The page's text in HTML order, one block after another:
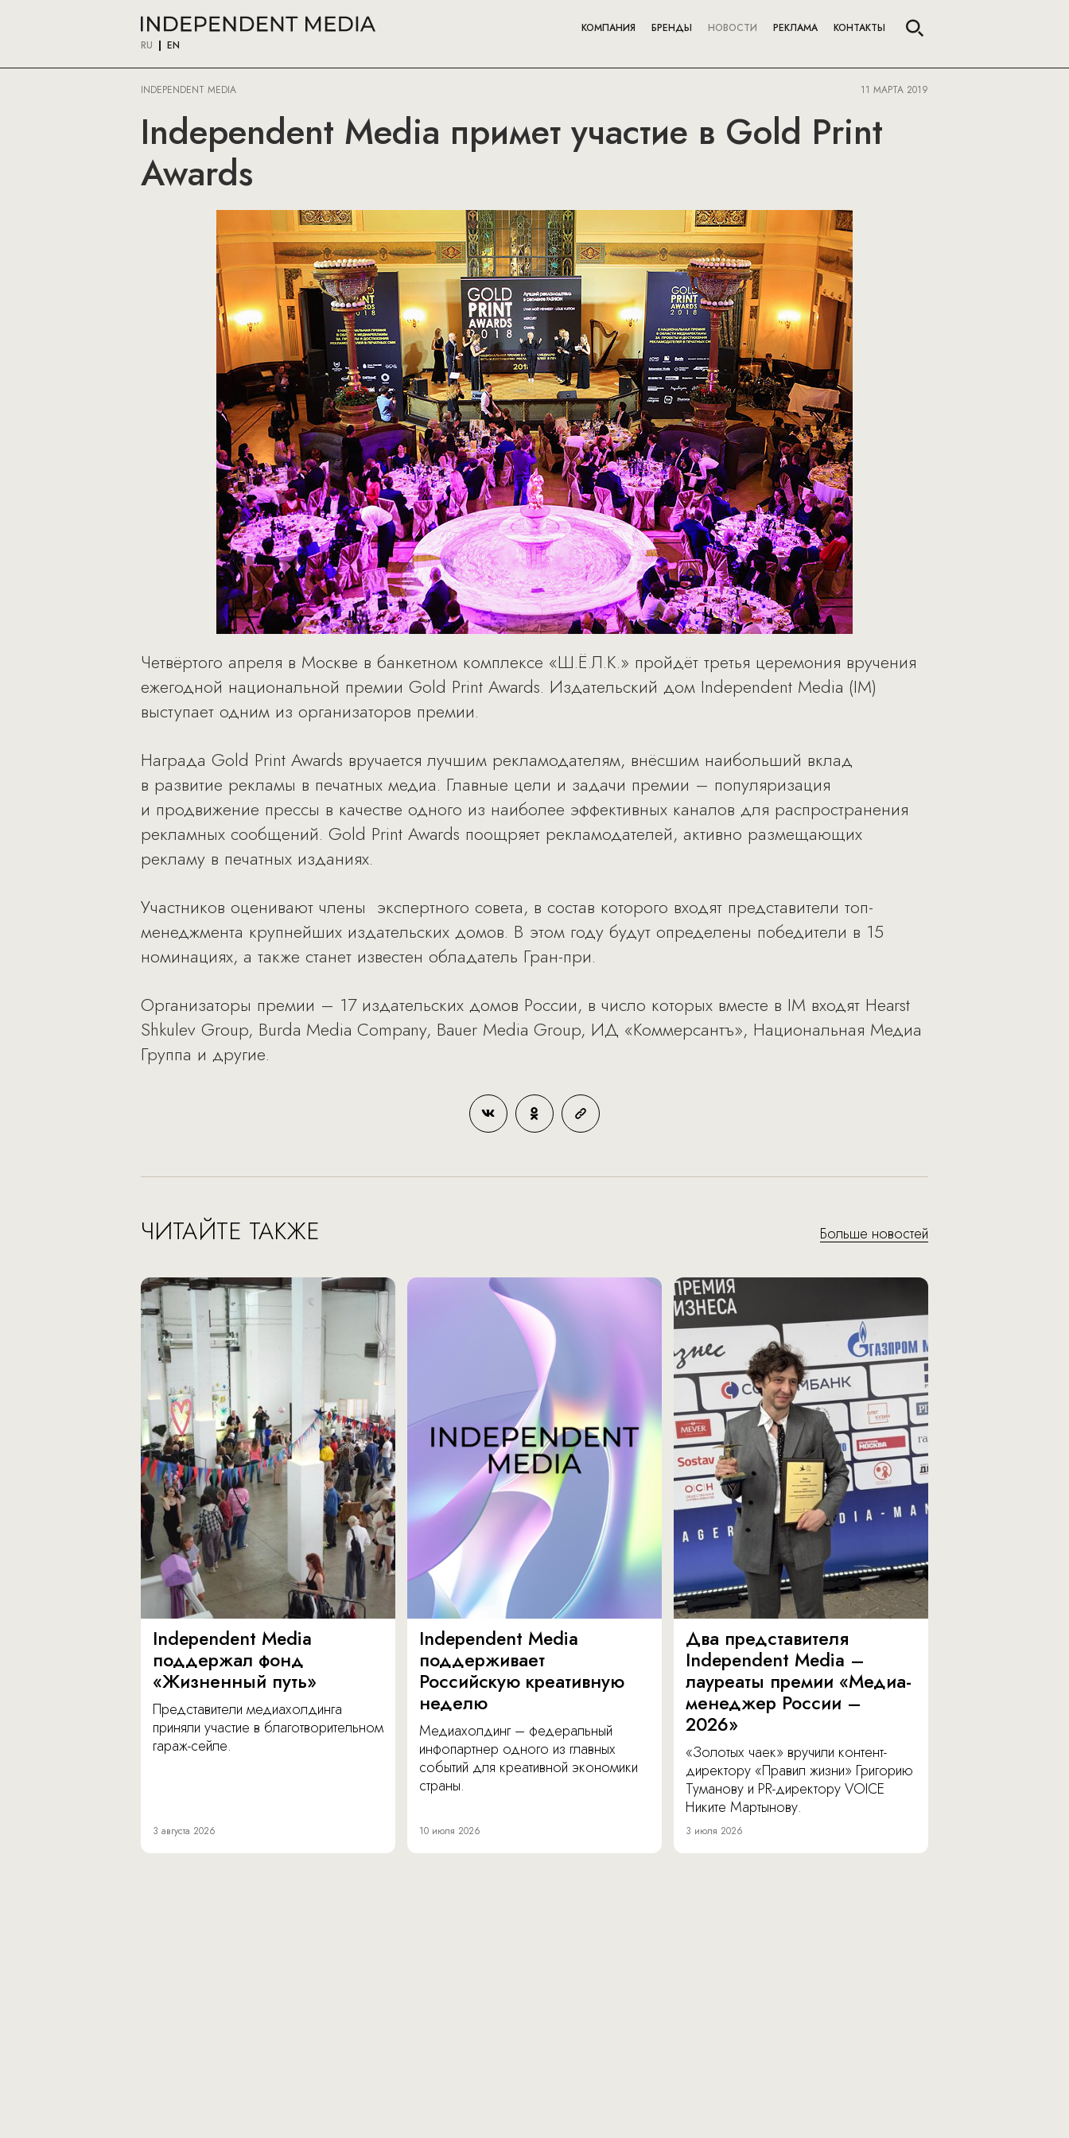
RU EN
КОМПАНИЯ БРЕНДЫ НОВОСТИ РЕКЛАМА КОНТАКТЫ
INDEPENDENT MEDIA 11 МАРТА 2019
Independent Media примет участие в Gold Print
Awards
Четвёртого апреля в Москве в банкетном комплексе «Ш.Ё.Л.К.» пройдёт третья церемония вручения
ежегодной национальной премии Gold Print Awards. Издательский дом Independent Media (IM)
выступает одним из организаторов премии.
Награда Gold Print Awards вручается лучшим рекламодателям, внёсшим наибольший вклад
в развитие рекламы в печатных медиа. Главные цели и задачи премии – популяризация
и продвижение прессы в качестве одного из наиболее эффективных каналов для распространения
рекламных сообщений. Gold Print Awards поощряет рекламодателей, активно размещающих
рекламу в печатных изданиях.
Участников оценивают члены экспертного совета, в состав которого входят представители топ-
менеджмента крупнейших издательских домов. В этом году будут определены победители в 15
номинациях, а также станет известен обладатель Гран-при.
Организаторы премии – 17 издательских домов России, в число которых вместе в IM входят Hearst
Shkulev Group, Burda Media Company, Bauer Media Group, ИД «Коммерсантъ», Национальная Медиа
Группа и другие.
ЧИТАЙТЕ ТАКЖЕ Больше новостей
Independent Media
поддержал фонд
«Жизненный путь»
Представители медиахолдинга
приняли участие в благотворительном
гараж-сейле.
3 августа 2026
Independent Media
поддерживает
Российскую креативную
неделю
Медиахолдинг – федеральный
инфопартнер одного из главных
событий для креативной экономики
страны.
10 июля 2026
Два представителя
Independent Media –
лауреаты премии «Медиа-
менеджер России –
2026»
«Золотых чаек» вручили контент-
директору «Правил жизни» Григорию
Туманову и PR-директору VOICE
Никите Мартынову.
3 июля 2026